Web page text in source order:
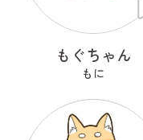
もぐちゃん
もに